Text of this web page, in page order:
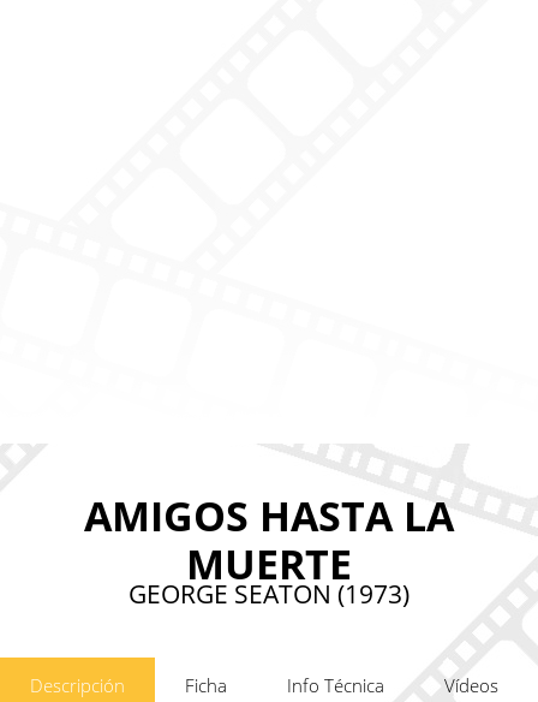
AMIGOS HASTA LA
MUERTE
GEORGE SEATON (1973)
Descripción Ficha Info Técnica Vídeos